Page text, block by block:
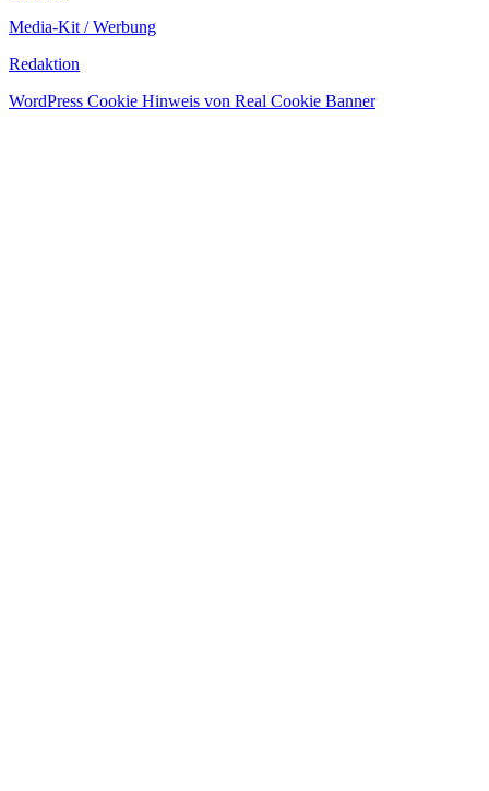
Media-Kit / Werbung
Redaktion
WordPress Cookie Hinweis von Real Cookie Banner